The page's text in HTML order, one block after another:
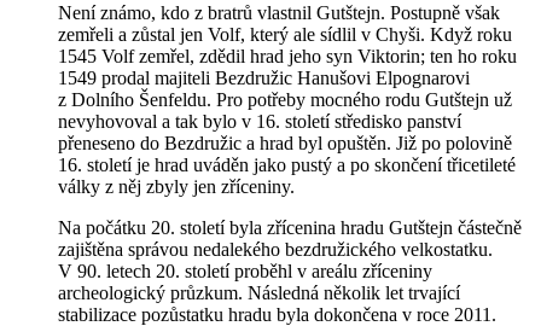
Není známo, kdo z bratrů vlastnil Gutštejn. Postupně však
zemřeli a zůstal jen Volf, který ale sídlil v Chyši. Když roku
1545 Volf zemřel, zdědil hrad jeho syn Viktorin; ten ho roku
1549 prodal majiteli Bezdružic Hanušovi Elpognarovi
z Dolního Šenfeldu. Pro potřeby mocného rodu Gutštejn už
nevyhovoval a tak bylo v 16. století středisko panství
přeneseno do Bezdružic a hrad byl opuštěn. Již po polovině
16. století je hrad uváděn jako pustý a po skončení třicetileté
války z něj zbyly jen zříceniny.
Na počátku 20. století byla zřícenina hradu Gutštejn částečně
zajištěna správou nedalekého bezdružického velkostatku.
V 90. letech 20. století proběhl v areálu zříceniny
archeologický průzkum. Následná několik let trvající
stabilizace pozůstatku hradu byla dokončena v roce 2011.